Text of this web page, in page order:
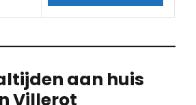
aan huis
Villerot